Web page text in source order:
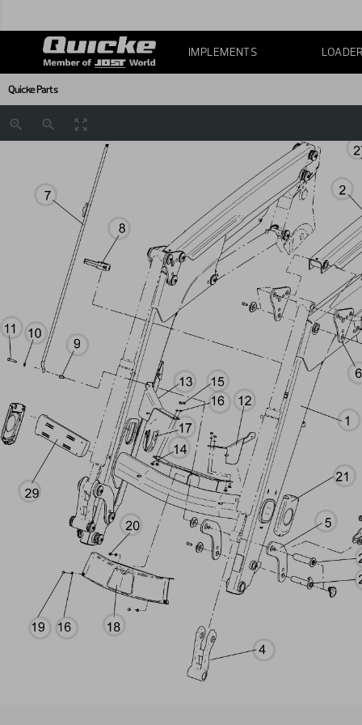
IMPLEMENTS
Quicke Parts